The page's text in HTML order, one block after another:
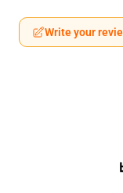
Write your